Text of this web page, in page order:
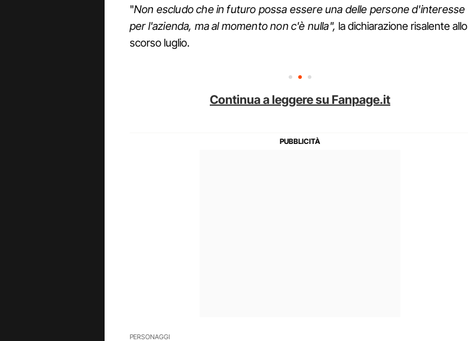
"Non escludo che in futuro possa essere una delle persone d'interesse
per l'azienda, ma al momento non c'è nulla", la dichiarazione risalente allo
scorso luglio.
Continua a leggere su Fanpage.it
PERSONAGGI